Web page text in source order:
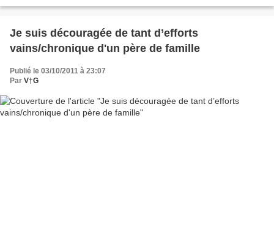
Je suis découragée de tant d’efforts
vains/chronique d'un père de famille
Publié le 03/10/2011 à 23:07
Par V†G